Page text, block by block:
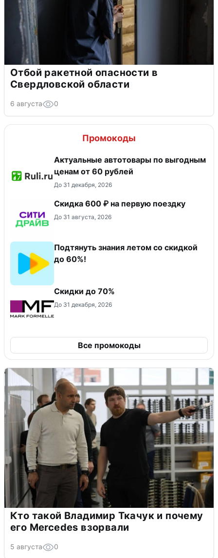
Отбой ракетной опасности в
Свердловской области
6 августа 0
Промокоды
Актуальные автотовары по выгодным
ценам от 60 рублей
До 31 декабря, 2026
Скидка 600 ₽ на первую поездку
До 31 августа, 2026
Подтянуть знания летом со скидкой
до 60%!
Скидки до 70%
До 31 декабря, 2026
Все промокоды
Кто такой Владимир Ткачук и почему
его Mercedes взорвали
5 августа 0